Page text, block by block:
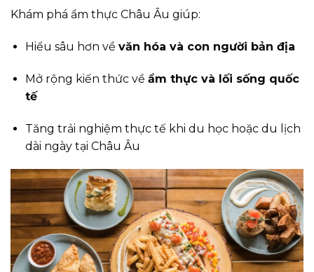
Khám phá ẩm thực Châu Âu giúp:
Hiểu sâu hơn về văn hóa và con người bản địa
Mở rộng kiến thức về ẩm thực và lối sống quốc
tế
Tăng trải nghiệm thực tế khi du học hoặc du lịch
dài ngày tại Châu Âu